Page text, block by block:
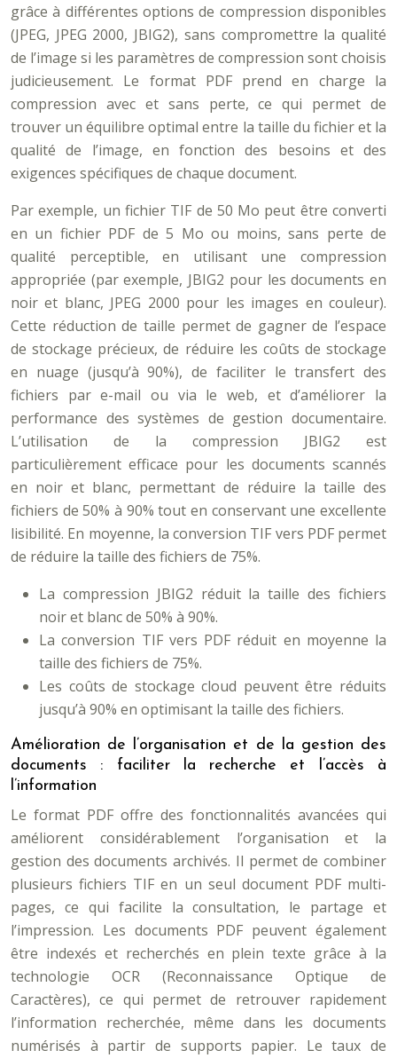
grâce à différentes options de compression disponibles
(JPEG, JPEG 2000, JBIG2), sans compromettre la qualité
de l’image si les paramètres de compression sont choisis
judicieusement. Le format PDF prend en charge la
compression avec et sans perte, ce qui permet de
trouver un équilibre optimal entre la taille du fichier et la
qualité de l’image, en fonction des besoins et des
exigences spécifiques de chaque document.
Par exemple, un fichier TIF de 50 Mo peut être converti
en un fichier PDF de 5 Mo ou moins, sans perte de
qualité perceptible, en utilisant une compression
appropriée (par exemple, JBIG2 pour les documents en
noir et blanc, JPEG 2000 pour les images en couleur).
Cette réduction de taille permet de gagner de l’espace
de stockage précieux, de réduire les coûts de stockage
en nuage (jusqu’à 90%), de faciliter le transfert des
fichiers par e-mail ou via le web, et d’améliorer la
performance des systèmes de gestion documentaire.
L’utilisation de la compression JBIG2 est
particulièrement efficace pour les documents scannés
en noir et blanc, permettant de réduire la taille des
fichiers de 50% à 90% tout en conservant une excellente
lisibilité. En moyenne, la conversion TIF vers PDF permet
de réduire la taille des fichiers de 75%.
La compression JBIG2 réduit la taille des fichiers
noir et blanc de 50% à 90%.
La conversion TIF vers PDF réduit en moyenne la
taille des fichiers de 75%.
Les coûts de stockage cloud peuvent être réduits
jusqu’à 90% en optimisant la taille des fichiers.
Amélioration de l’organisation et de la gestion des
documents : faciliter la recherche et l’accès à
l’information
Le format PDF offre des fonctionnalités avancées qui
améliorent considérablement l’organisation et la
gestion des documents archivés. Il permet de combiner
plusieurs fichiers TIF en un seul document PDF multi-
pages, ce qui facilite la consultation, le partage et
l’impression. Les documents PDF peuvent également
être indexés et recherchés en plein texte grâce à la
technologie OCR (Reconnaissance Optique de
Caractères), ce qui permet de retrouver rapidement
l’information recherchée, même dans les documents
numérisés à partir de supports papier. Le taux de